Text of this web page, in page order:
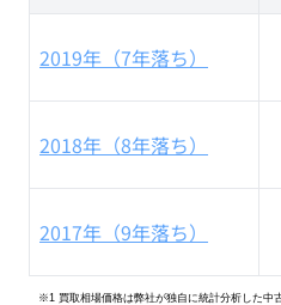
2019年（7年落ち）
2018年（8年落ち）
2017年（9年落ち）
※1 買取相場価格は弊社が独自に統計分析した中